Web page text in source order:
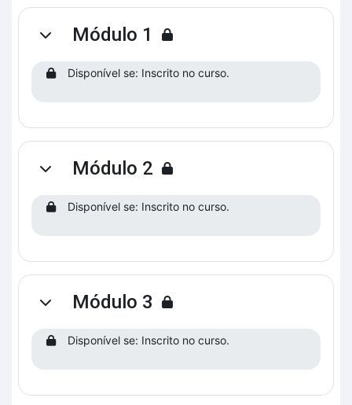
ContrairMódulo 1
Disponível se: Inscrito no curso.
ContrairMódulo 2
Disponível se: Inscrito no curso.
ContrairMódulo 3
Disponível se: Inscrito no curso.